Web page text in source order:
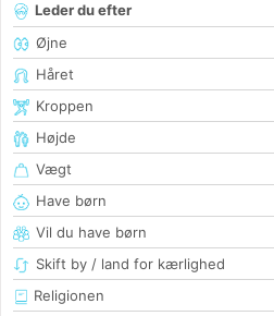
Leder du efter
Øjne
Håret
Kroppen
Højde
Vægt
Have børn
Vil du have børn
Skift by / land for kærlighed
Religionen